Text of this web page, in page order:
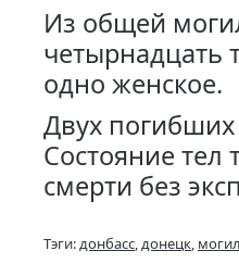
Из общей
четырнадцать
одно женское.
Двух
Состояние тел
смерти без
Тэги:донбасс,донецк,